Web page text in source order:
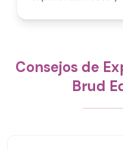
Consejos de
Brud